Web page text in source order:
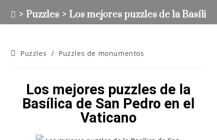
> Puzzles > Los mejores puzzles de la
Puzzles / Puzzles de monumentos
Los mejores puzzles de la
Basílica de San Pedro en el
Vaticano